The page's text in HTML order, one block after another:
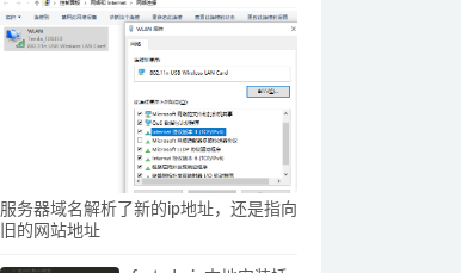
服务器域名解析了新的ip地址，还是指向
旧的网站地址